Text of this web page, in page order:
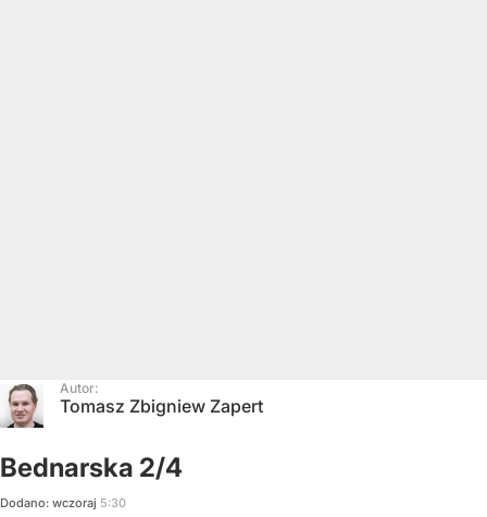
Autor:
Tomasz Zbigniew Zapert
Bednarska 2/4
Dodano: wczoraj 5:30